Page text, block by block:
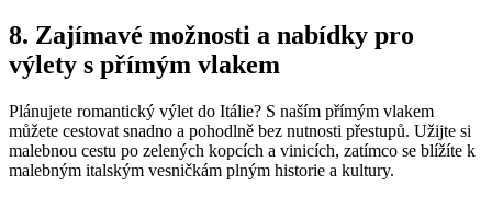
8. Zajímavé možnosti a nabídky pro
výlety s přímým vlakem
Plánujete romantický výlet do Itálie? S naším přímým vlakem
můžete cestovat snadno a pohodlně bez nutnosti přestupů. Užijte si
malebnou cestu po zelených kopcích a vinicích, zatímco se blížíte k
malebným italským vesničkám plným historie a kultury.